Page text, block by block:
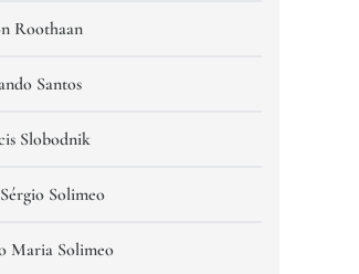
Roothaan
Santos
Slobodnik
Solimeo
Maria Solimeo